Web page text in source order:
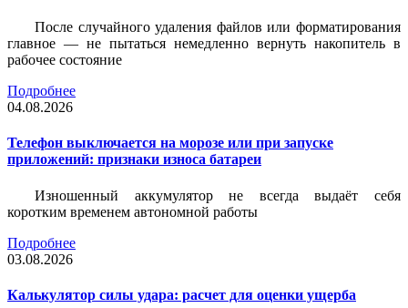
После случайного удаления файлов или форматирования
главное — не пытаться немедленно вернуть накопитель в
рабочее состояние
Подробнее
04.08.2026
Телефон выключается на морозе или при запуске
приложений: признаки износа батареи
Изношенный аккумулятор не всегда выдаёт себя
коротким временем автономной работы
Подробнее
03.08.2026
Калькулятор силы удара: расчет для оценки ущерба